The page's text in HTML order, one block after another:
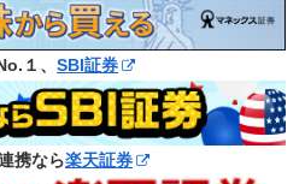
１、 SBI証券
携なら楽天証券